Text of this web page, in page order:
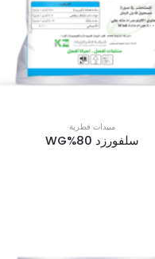
مبيدات فطرية
سلفورزد 80%WG